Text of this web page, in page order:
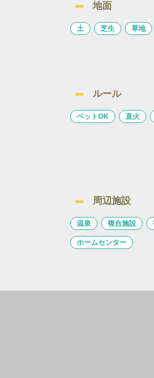
地面
土 芝生 草地
ルール
ペットOK 直火
周辺施設
温泉 複合施設
ホームセンター